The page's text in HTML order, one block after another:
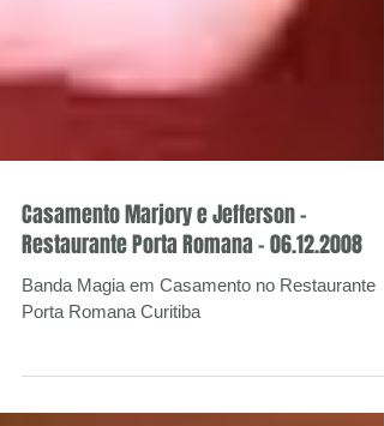
Casamento Marjory e Jefferson -
Restaurante Porta Romana - 06.12.2008
Banda Magia em Casamento no Restaurante